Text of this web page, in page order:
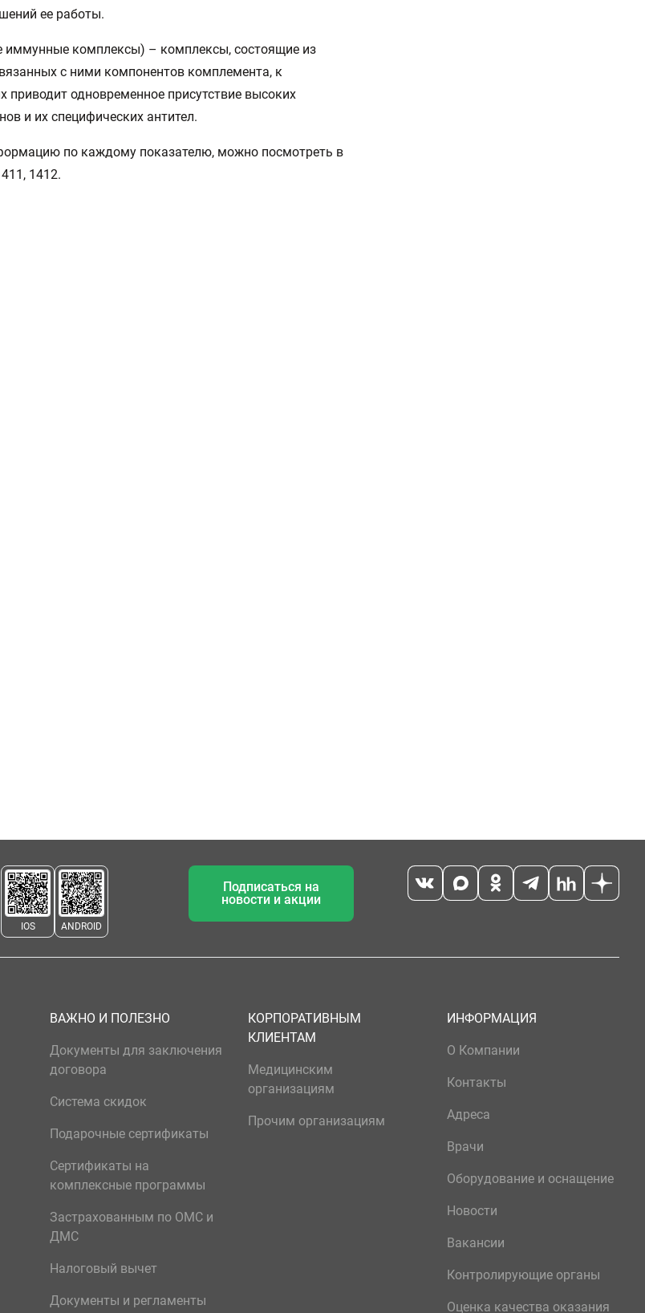
ее работы.
комплексы) – комплексы, состоящие из
с ними компонентов комплемента, к
приводит одновременное присутствие высоких
и их специфических антител.
по каждому показателю, можно посмотреть в
1412.
IOS ANDROID
Подписаться на
новости и акции
ВАЖНО И ПОЛЕЗНО
Документы для заключения
договора
Система скидок
Подарочные сертификаты
Сертификаты на
комплексные программы
Застрахованным по ОМС и
ДМС
Налоговый вычет
Документы и регламенты
КОРПОРАТИВНЫМ
КЛИЕНТАМ
Медицинским
организациям
Прочим организациям
ИНФОРМАЦИЯ
О Компании
Контакты
Адреса
Врачи
Оборудование и оснащение
Новости
Вакансии
Контролирующие органы
Оценка качества оказания